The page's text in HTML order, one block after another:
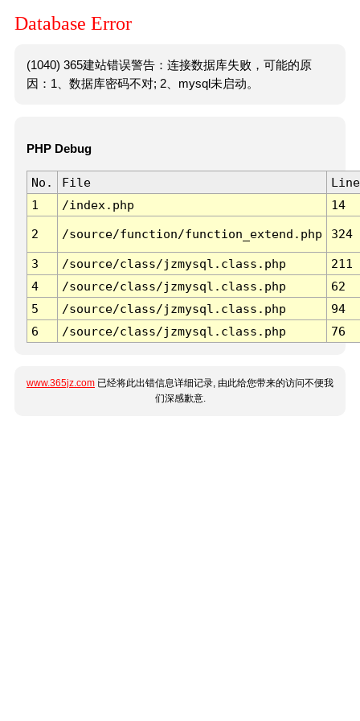
Database Error
(1040) 365建站错误警告：连接数据库失败，可能的原
因：1、数据库密码不对; 2、mysql未启动。
PHP Debug
No. File
Line
1
/index.php 14
2 /source/function/function_extend.php 324
3 /source/class/jzmysql.class.php
211
4
/source/class/jzmysql.class.php
62
5
/source/class/jzmysql.class.php
94
6
/source/class/jzmysql.class.php 76
www.365jz.com 已经将此出错信息详细记录, 由此给您带来的访问不便我
们深感歉意.